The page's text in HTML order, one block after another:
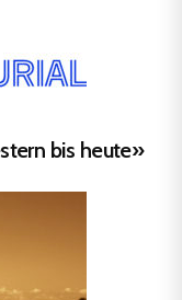
bis heute»